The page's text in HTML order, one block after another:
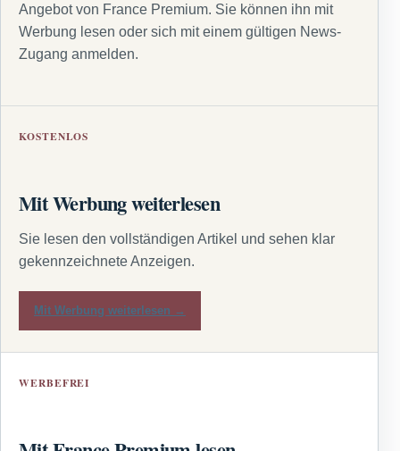
Angebot von France Premium. Sie können ihn mit
Werbung lesen oder sich mit einem gültigen News-
Zugang anmelden.
KOSTENLOS
Mit Werbung weiterlesen
Sie lesen den vollständigen Artikel und sehen klar
gekennzeichnete Anzeigen.
Mit Werbung weiterlesen →
WERBEFREI